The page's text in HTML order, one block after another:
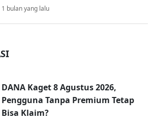
1 bulan yang lalu
DANA Kaget 8 Agustus 2026,
Pengguna Tanpa Premium Tetap
Bisa Klaim?